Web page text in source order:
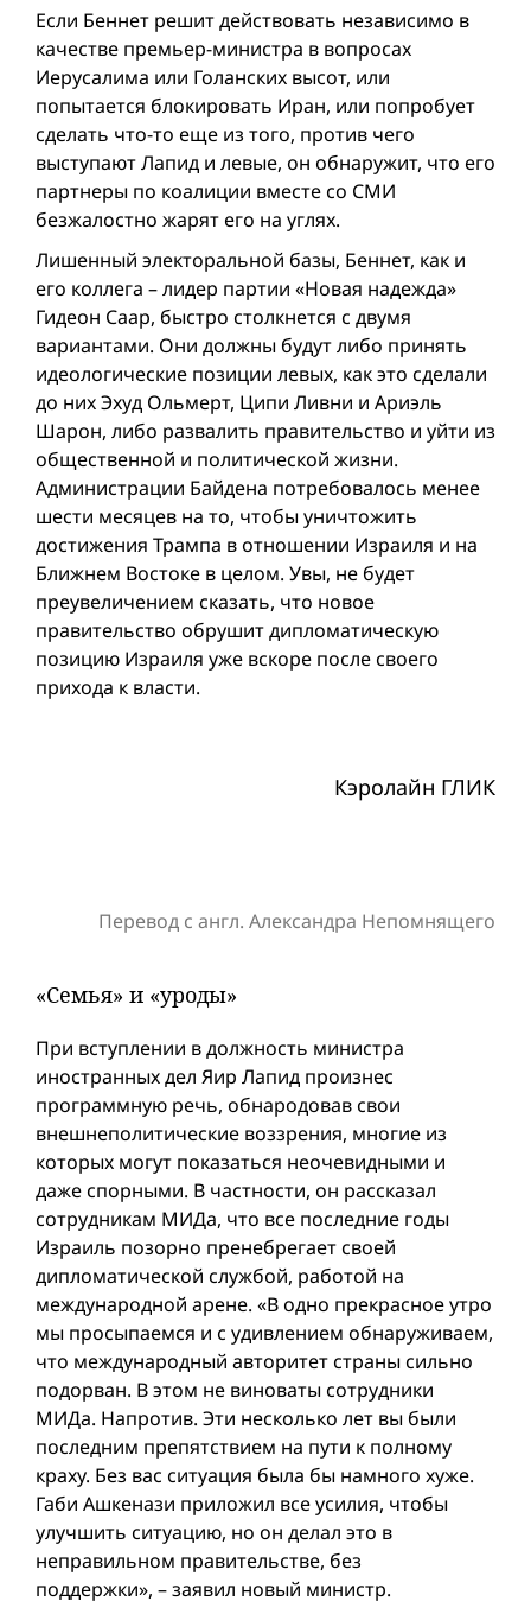
Если Беннет решит действовать независимо в
качестве премьер-министра в вопросах
Иерусалима или Голанских высот, или
попытается блокировать Иран, или попробует
сделать что-то еще из того, против чего
выступают Лапид и левые, он обнаружит, что его
партнеры по коалиции вместе со СМИ
безжалостно жарят его на углях.
Лишенный электоральной базы, Беннет, как и
его коллега – лидер партии «Новая надежда»
Гидеон Саар, быстро столкнется с двумя
вариантами. Они должны будут либо принять
идеологические позиции левых, как это сделали
до них Эхуд Ольмерт, Ципи Ливни и Ариэль
Шарон, либо развалить правительство и уйти из
общественной и политической жизни.
Администрации Байдена потребовалось менее
шести месяцев на то, чтобы уничтожить
достижения Трампа в отношении Израиля и на
Ближнем Востоке в целом. Увы, не будет
преувеличением сказать, что новое
правительство обрушит дипломатическую
позицию Израиля уже вскоре после своего
прихода к власти.
Кэролайн ГЛИК
Перевод с англ. Александра Непомнящего
«Семья» и «уроды»
При вступлении в должность министра
иностранных дел Яир Лапид произнес
программную речь, обнародовав свои
внешнеполитические воззрения, многие из
которых могут показаться неочевидными и
даже спорными. В частности, он рассказал
сотрудникам МИДа, что все последние годы
Израиль позорно пренебрегает своей
дипломатической службой, работой на
международной арене. «В одно прекрасное утро
мы просыпаемся и с удивлением обнаруживаем,
что международный авторитет страны сильно
подорван. В этом не виноваты сотрудники
МИДа. Напротив. Эти несколько лет вы были
последним препятствием на пути к полному
краху. Без вас ситуация была бы намного хуже.
Габи Ашкенази приложил все усилия, чтобы
улучшить ситуацию, но он делал это в
неправильном правительстве, без
поддержки», – заявил новый министр.